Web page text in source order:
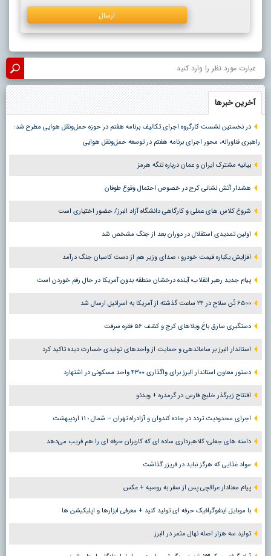
آخرین خبرها
در نخستین نشست کارگروه اجرای تکالیف برنامه هفتم در حوزه حمل‌ونقل هوایی مطرح شد:
راهبری فناورانه، محور اجرای برنامه هفتم در توسعه حمل‌ونقل هوایی
بیانیه مشترک ایران و عمان درباره تنگه هرمز
هشدار آتش نشانی کرج در خصوص احتمال وقوع طوفان
شروع کلاس های عملی و کارگاهی دانشگاه آزاد البرز/ حضور اختیاری است
اولین تمدیدی استقلال در دوران بعد از جنگ مشخص شد
افزایش یکباره قیمت خودرو ؛ صدای وزیر هم از دست کاسبان جنگ درآمد
پیام جدید رهبر انقلاب؛ آینده درخشان منطقه بدون آمریکا در حال رقم خوردن است
۶۵۰۰ تُن سلاح در ۲۴ ساعت گذشته از آمریکا به اسرائیل ارسال شد
دستگیری سارق باغ ویلاهای کرج و کشف ۵۶ فقره سرقت
استاندار البرز بر ساماندهی و حمایت از واحدهای تولیدی خسارت دیده تاکید کرد
دستور معاون استاندار البرز برای واگذاری ۴۳۰۰ واحد مسکونی در اشتهارد
افتتاح زیرگذر خلیج فارس در گرمدره + ویدئو
اجرای محدودیت تردد در جاده کندوان و آزادراه تهران – شمال ؛ ١١ اردیبهشت
دامنه های جعلی؛ کلاهبرداری ساده ای که کاربران حرفه ای را هم فریب می‌دهد
مواد غذایی که هرگز نباید در فریزر گذاشت
پیام معنادار عراقچی پس از سفر به روسیه + عکس
با موبایل اینفوگرافیک حرفه ای تولید کنید + معرفی ابزارها و اپلیکیشن ها
تولید سه هزار اصله نهال مثمر در البرز